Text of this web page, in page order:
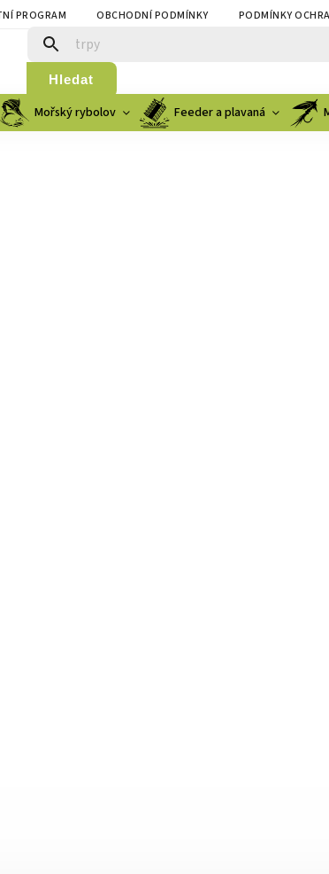
PROGRAM OBCHODNÍ PODMÍNKY PODMÍNKY
Hledat
Mořský rybolov Feeder a plavaná